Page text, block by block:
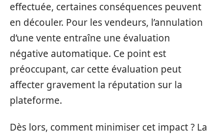
effectuée, certaines conséquences peuvent
en découler. Pour les vendeurs, l’annulation
d’une vente entraîne une évaluation
négative automatique. Ce point est
préoccupant, car cette évaluation peut
affecter gravement la réputation sur la
plateforme.
Dès lors, comment minimiser cet impact ? La